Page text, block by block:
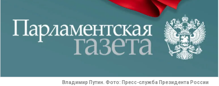
Владимир Путин. Фото: Пресс-служба Президента России